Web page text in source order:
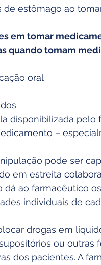
estômago ao
em tomar
quando tomam
oral
disponibilizada pelo
–
pode ser
em estreita
ao farmacêutico
individuais de
drogas em
ou outras
dos pacientes. A